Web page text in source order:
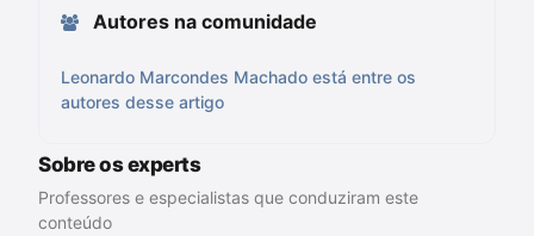
Autores na comunidade
Leonardo Marcondes Machado está entre os
autores desse artigo
Sobre os experts
Professores e especialistas que conduziram este
conteúdo